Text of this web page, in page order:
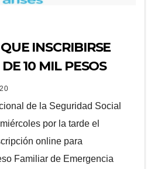
INSCRIBIRSE
10 MIL PESOS
de la Seguridad Social
por la tarde el
online para
Familiar de Emergencia